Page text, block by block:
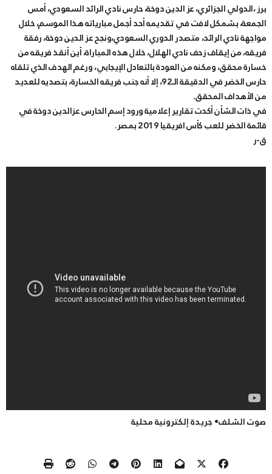
برز ،الدولي الجزائري، عز الدين دوخة، حارس نادي الرائد السعودي، أمس
الجمعة، بشمكل لافت في تقديمه أحد أجمل مبارياته هذا الموسم، خلال
مواجهة نادي الرائد، متصدر الدوري السعودي،ونجح عز الدين دوخة، رفقة
فريقه، من إيقاف زحف نادي الهلال، خلال هذه المباراة، أين أنقذ فريقه من
خسارة محقق، ومكنه من العودة بالتعادل الإيجابي، ورغم الهدف الذي تلقاه
حارس الخضر في الدقيقة الـ92، إلا أنه جنب فريقه الخسارة، بتصديه للعديد
من الأهداف المحقق.
في ذات الشأن أكدت تقارير إعلامية ورود إسم الحارس عزالدين دوخة في
قائمة الخضر للعب كأس افريقيا 2019 بمصر.
ق-ر
صوت الشلف• جريدة إلكترونية محلية